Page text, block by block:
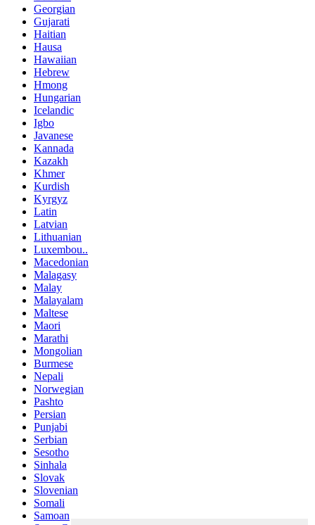
Georgian
Gujarati
Haitian
Hausa
Hawaiian
Hebrew
Hmong
Hungarian
Icelandic
Igbo
Javanese
Kannada
Kazakh
Khmer
Kurdish
Kyrgyz
Latin
Latvian
Lithuanian
Luxembou..
Macedonian
Malagasy
Malay
Malayalam
Maltese
Maori
Marathi
Mongolian
Burmese
Nepali
Norwegian
Pashto
Persian
Punjabi
Serbian
Sesotho
Sinhala
Slovak
Slovenian
Somali
Samoan